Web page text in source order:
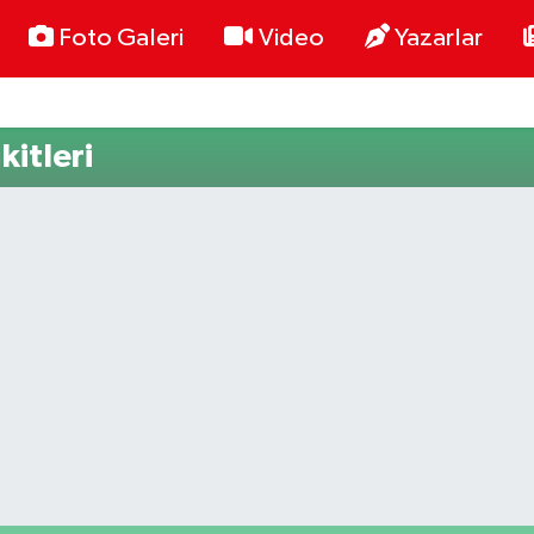
Foto Galeri Video Yazarlar